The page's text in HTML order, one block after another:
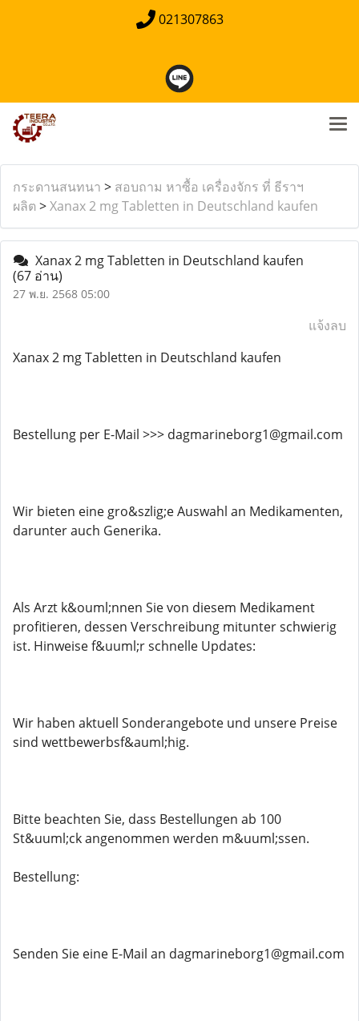
021307863
กระดานสนทนา > สอบถาม หาซื้อ เครื่องจักร ที่ ธีราฯ
ผลิต >Xanax 2 mg Tabletten in Deutschland kaufen
Xanax 2 mg Tabletten in Deutschland kaufen
(67 อ่าน)
27 พ.ย. 2568 05:00
แจ้งลบ
Xanax 2 mg Tabletten in Deutschland kaufen
Bestellung per E-Mail >>> dagmarineborg1@gmail.com
Wir bieten eine gro&szlig;e Auswahl an Medikamenten,
darunter auch Generika.
Als Arzt k&ouml;nnen Sie von diesem Medikament
profitieren, dessen Verschreibung mitunter schwierig
ist. Hinweise f&uuml;r schnelle Updates:
Wir haben aktuell Sonderangebote und unsere Preise
sind wettbewerbsf&auml;hig.
Bitte beachten Sie, dass Bestellungen ab 100
St&uuml;ck angenommen werden m&uuml;ssen.
Bestellung:
Senden Sie eine E-Mail an dagmarineborg1@gmail.com